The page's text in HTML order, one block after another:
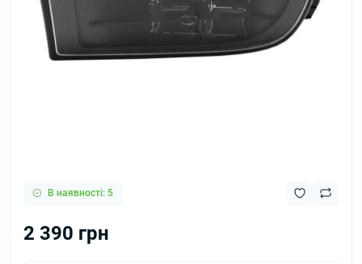
В наявності: 5
2 390 грн